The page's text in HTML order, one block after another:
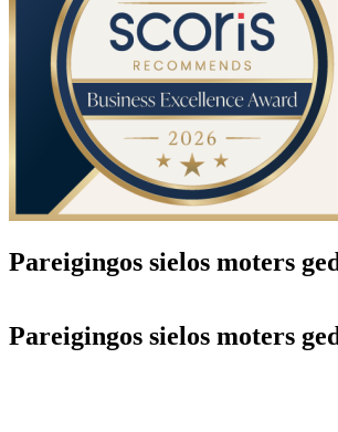
Pa­rei­gin­gos sie­los mo­ters
Pa­rei­gin­gos sie­los mo­ters